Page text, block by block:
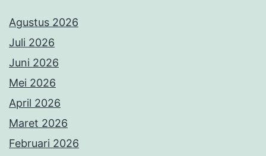
Agustus 2026
Juli 2026
Juni 2026
Mei 2026
April 2026
Maret 2026
Februari 2026